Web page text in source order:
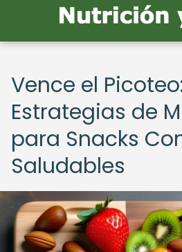
Vence el
Estrategias de
para Snacks
Saludables